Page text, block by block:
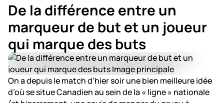
De la différence entre un
marqueur de but et un joueur
qui marque des buts
On a depuis le match d’hier soir une bien meilleure idée
d’où se situe Canadien au sein de la « ligne » nationale